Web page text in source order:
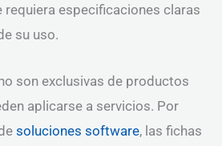
especificaciones claras
su uso.
son exclusivas de productos
aplicarse a servicios. Por
soluciones software, las fichas